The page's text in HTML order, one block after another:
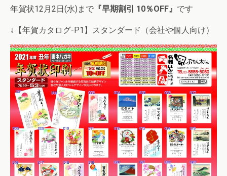
年賀状12月2日(水)まで 『早期割引 10％OFF』 です
↓【年賀カタログ-P1】スタンダード（会社や個人向け）